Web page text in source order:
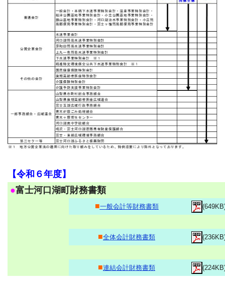
【令和６年度】
●富士河口湖町財務書類
■一般会計等財務書類
■全体会計財務書類
■連結会計財務書類